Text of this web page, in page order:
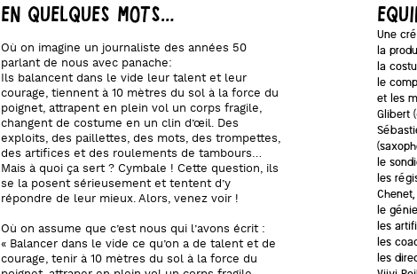
En quelques mots…
Où on imagine un journaliste des années 50
parlant de nous avec panache:
Ils balancent dans le vide leur talent et leur
courage, tiennent à 10 mètres du sol à la force du
poignet, attrapent en plein vol un corps fragile,
changent de costume en un clin d’œil. Des
exploits, des paillettes, des mots, des trompettes,
des artifices et des roulements de tambours…
Mais à quoi ça sert ? Cymbale ! Cette question, ils
se la posent sérieusement et tentent d’y
répondre de leur mieux. Alors, venez voir !
Où on assume que c’est nous qui l’avons écrit :
« Balancer dans le vide ce qu’on a de talent et de
courage, tenir à 10 mètres du sol à la force du
Une
la
la
le
et les
Glibert
le
les
le
les
les
les